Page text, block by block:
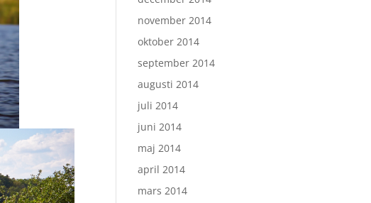
november 2014
oktober 2014
september 2014
augusti 2014
juli 2014
juni 2014
maj 2014
april 2014
mars 2014